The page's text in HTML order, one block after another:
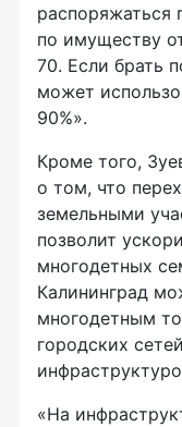
распоряжаться
по имуществу
70. Если брать
может
90%».
Кроме того,
о том, что
земельными
позволит
многодетных
Калининград
многодетным
городских
«На